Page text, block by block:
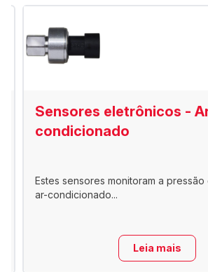
Sensores eletrônicos -
condicionado
Estes sensores monitoram a
ar-condicionado...
Leia mais